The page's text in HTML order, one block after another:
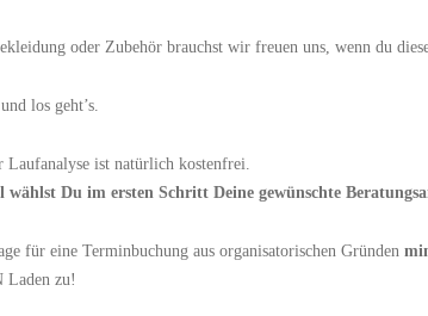
oder Zubehör brauchst wir freuen uns, wenn du
los geht’s.
Laufanalyse ist natürlich kostenfrei.
Du im ersten Schritt Deine gewünschte
für eine Terminbuchung aus organisatorischen Gründen
Laden zu!